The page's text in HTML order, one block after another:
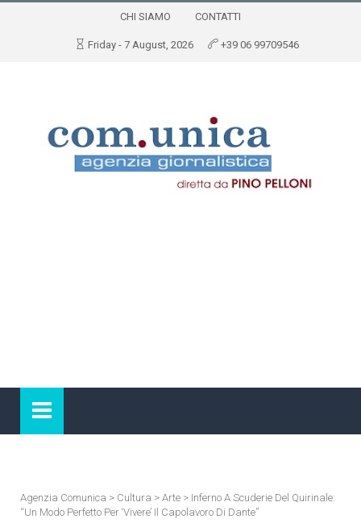
CHI SIAMO CONTATTI
Friday - 7 August, 2026 +39 06 99709546
Agenzia Comunica > Cultura > Arte > Inferno A Scuderie Del Quirinale:
“Un Modo Perfetto Per ‘vivere’ Il Capolavoro Di Dante”